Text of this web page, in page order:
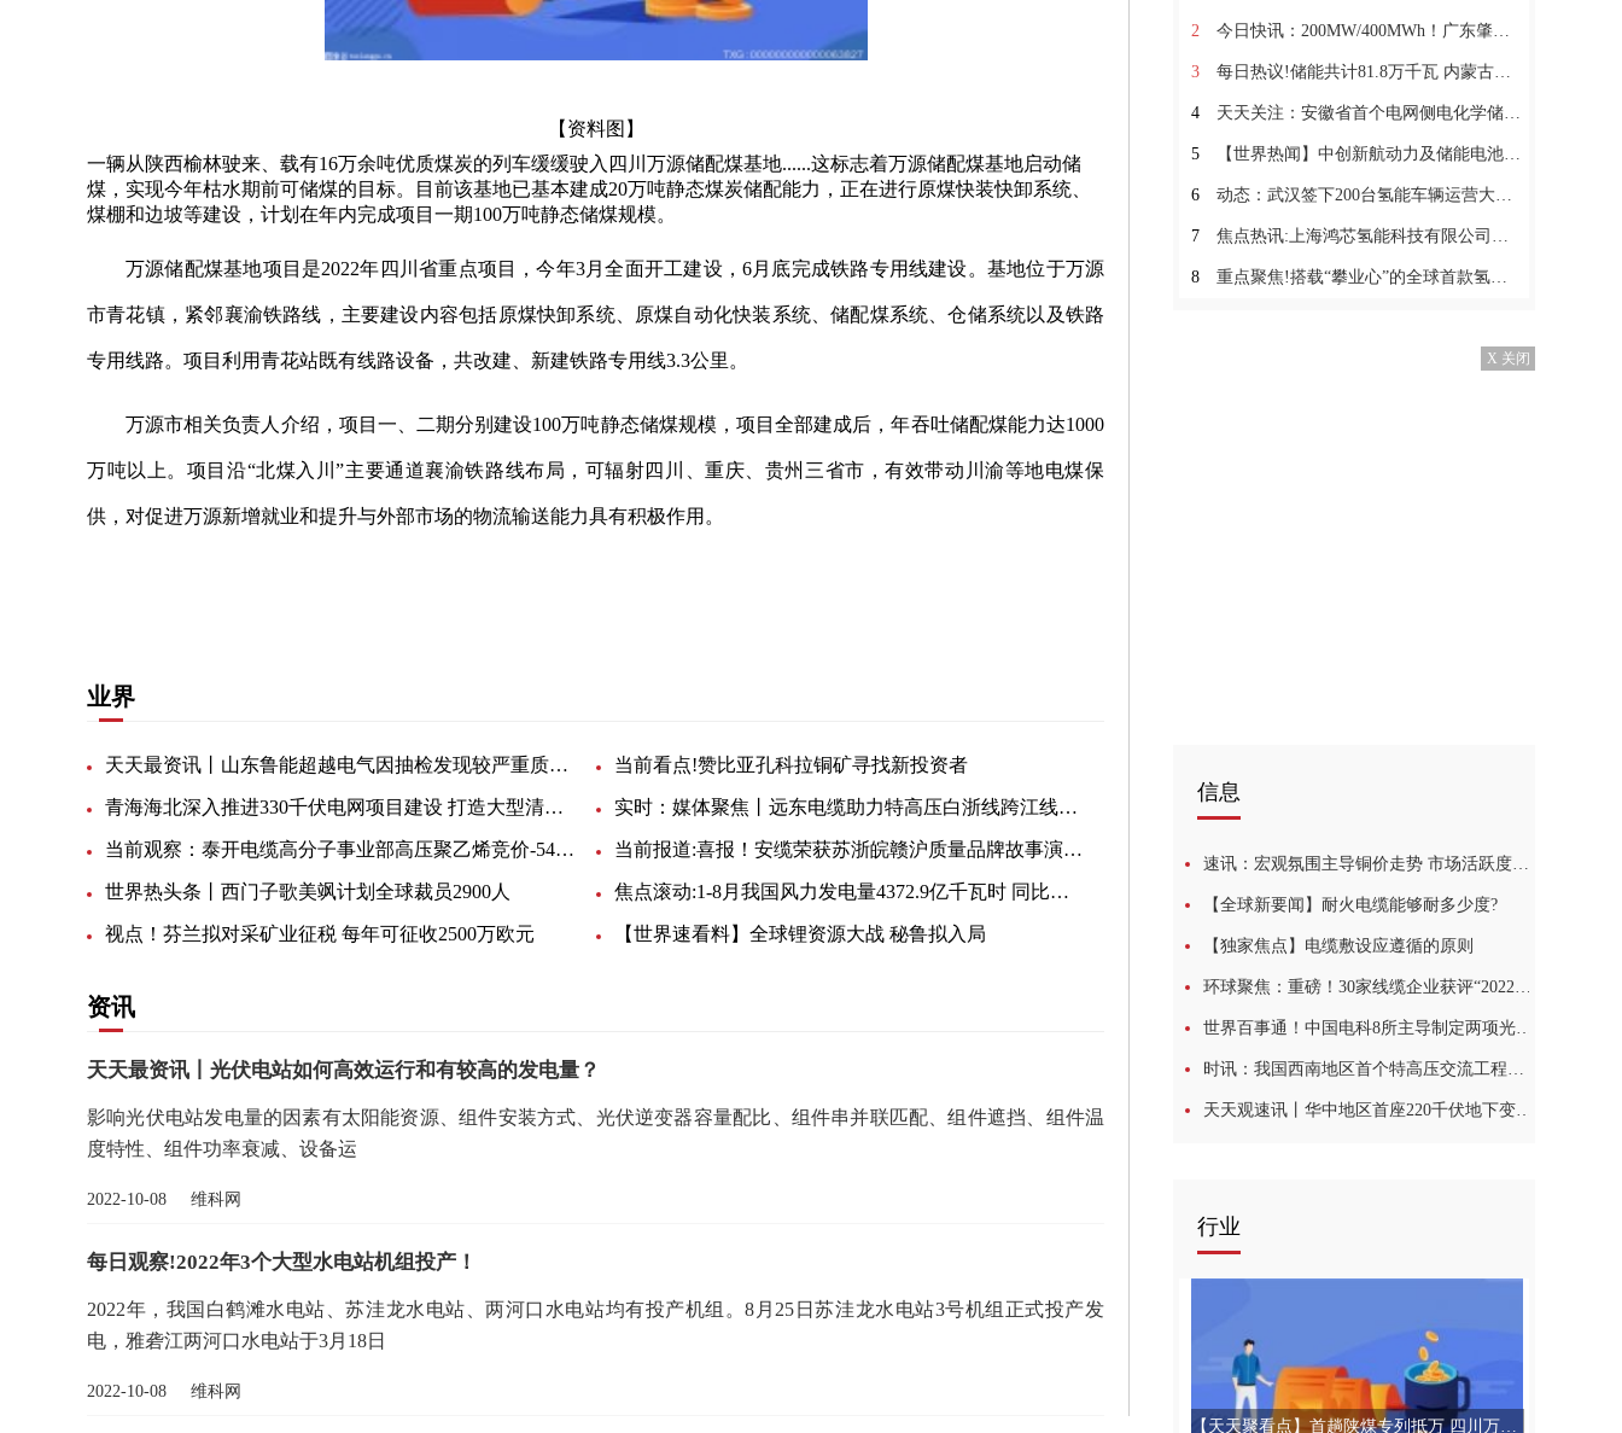
【资料图】
一辆从陕西榆林驶来、载有16万余吨优质煤炭的列车缓缓驶入四川万源储配煤基地......这标志着万源储配煤基地启动储
煤，实现今年枯水期前可储煤的目标。目前该基地已基本建成20万吨静态煤炭储配能力，正在进行原煤快装快卸系统、
煤棚和边坡等建设，计划在年内完成项目一期100万吨静态储煤规模。
万源储配煤基地项目是2022年四川省重点项目，今年3月全面开工建设，6月底完成铁路专用线建设。基地位于万源
市青花镇，紧邻襄渝铁路线，主要建设内容包括原煤快卸系统、原煤自动化快装系统、储配煤系统、仓储系统以及铁路
专用线路。项目利用青花站既有线路设备，共改建、新建铁路专用线3.3公里。
万源市相关负责人介绍，项目一、二期分别建设100万吨静态储煤规模，项目全部建成后，年吞吐储配煤能力达1000
万吨以上。项目沿“北煤入川”主要通道襄渝铁路线布局，可辐射四川、重庆、贵州三省市，有效带动川渝等地电煤保
供，对促进万源新增就业和提升与外部市场的物流输送能力具有积极作用。
业界
天天最资讯丨山东鲁能超越电气因抽检发现较严重质量问题，被暂停相关产品中标资格一年 当前看点!赞比亚孔科拉铜矿寻找新投资者
青海海北深入推进330千伏电网项目建设 打造大型清洁能源基地 实时：媒体聚焦丨远东电缆助力特高压白浙线跨江线路全线贯通
当前观察：泰开电缆高分子事业部高压聚乙烯竞价-54930竞价公告 当前报道:喜报！安缆荣获苏浙皖赣沪质量品牌故事演讲大赛二等奖
世界热头条丨西门子歌美飒计划全球裁员2900人 焦点滚动:1-8月我国风力发电量4372.9亿千瓦时 同比增长9.6%
视点！芬兰拟对采矿业征税 每年可征收2500万欧元 【世界速看料】全球锂资源大战 秘鲁拟入局
资讯
天天最资讯丨光伏电站如何高效运行和有较高的发电量？
影响光伏电站发电量的因素有太阳能资源、组件安装方式、光伏逆变器容量配比、组件串并联匹配、组件遮挡、组件温
度特性、组件功率衰减、设备运
2022-10-08 维科网
每日观察!2022年3个大型水电站机组投产！
2022年，我国白鹤滩水电站、苏洼龙水电站、两河口水电站均有投产机组。8月25日苏洼龙水电站3号机组正式投产发
电，雅砻江两河口水电站于3月18日
2022-10-08 维科网
2 今日快讯：200MW/400MWh！广东肇庆拟建独立电网侧储能电站项目
3 每日热议!储能共计81.8万千瓦 内蒙古发布2022年源网荷储一体化项目
4 天天关注：安徽省首个电网侧电化学储能项目并网
5 【世界热闻】中创新航动力及储能电池成都基地二期项目签约
6 动态：武汉签下200台氢能车辆运营大单 首批“喝氢吐水”渣土车年内上路
7 焦点热讯:上海鸿芯氢能科技有限公司正式投产
8 重点聚焦!搭载“攀业心”的全球首款氢动力人形机器人在濮阳发布
X 关闭
信息
速讯：宏观氛围主导铜价走势 市场活跃度显得一般
【全球新要闻】耐火电缆能够耐多少度?
【独家焦点】电缆敷设应遵循的原则
环球聚焦：重磅！30家线缆企业获评“2022年度国家知识产权示范/优势企业”
世界百事通！中国电科8所主导制定两项光缆类国际标准正式发布
时讯：我国西南地区首个特高压交流工程开工
天天观速讯丨华中地区首座220千伏地下变电站投产送电
行业
【天天聚看点】首趟陕煤专列抵万 四川万源储配煤基地正式启动